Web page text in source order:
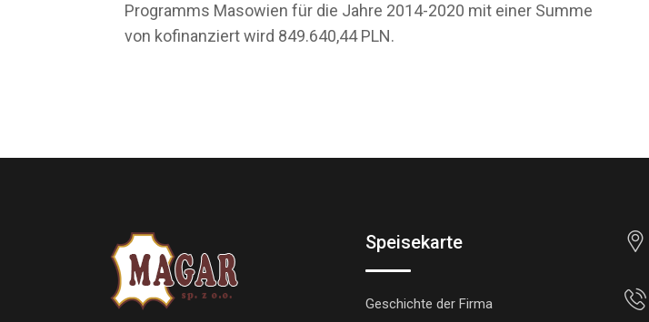
Programms Masowien für die Jahre 2014-2020 mit einer Summe
von kofinanziert wird 849.640,44 PLN.
Speisekarte
Geschichte der Firma